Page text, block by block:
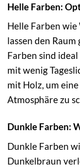
Helle Farben:
Helle Farben
lassen den
Farben sind
mit wenig
mit Holz, um
Atmosphäre zu
Dunkle Farben:
Dunkle Farben
Dunkelbraun